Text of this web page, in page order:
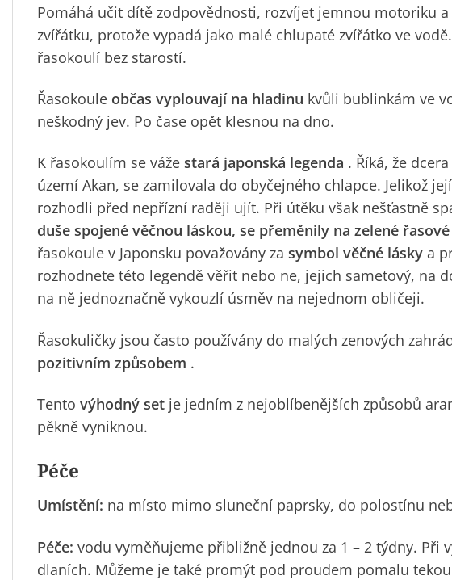
Pomáhá učit dítě zodpovědnosti, rozvíjet jemnou motoriku
zvířátku, protože vypadá jako malé chlupaté zvířátko ve
řasokoulí bez starostí.
Řasokoule občas vyplouvají na hladinu kvůli bublinkám ve
neškodný jev. Po čase opět klesnou na dno.
K řasokoulím se váže stará japonská legenda . Říká, že
území Akan, se zamilovala do obyčejného chlapce. Jelikož
rozhodli před nepřízní raději ujít. Při útěku však nešťastně
duše spojené věčnou láskou, se přeměnily na zelené
řasokoule v Japonsku považovány za symbol věčné lásky a
rozhodnete této legendě věřit nebo ne, jejich sametový, na
na ně jednoznačně vykouzlí úsměv na nejednom obličeji.
Řasokuličky jsou často používány do malých zenových
pozitivním způsobem .
Tento výhodný set je jedním z nejoblíbenějších způsobů
pěkně vyniknou.
Péče
Umístění: na místo mimo sluneční paprsky, do polostínu
Péče: vodu vyměňujeme přibližně jednou za 1 – 2 týdny. Při
dlaních. Můžeme je také promýt pod proudem pomalu